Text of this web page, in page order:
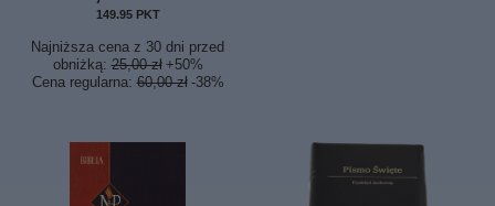
149.95PKTpunktów
Najniższa cena z 30 dni przed
obniżką:25,00 zł +50%
Cena regularna:60,00 zł -38%